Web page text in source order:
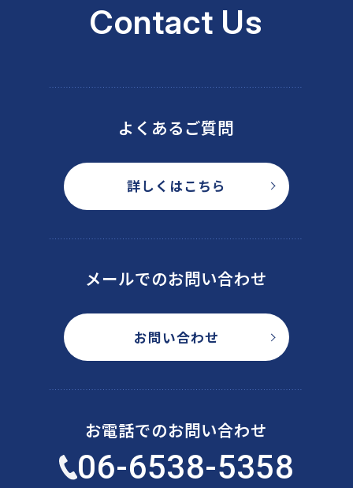
Contact Us
よくあるご質問
詳しくはこちら
メールでのお問い合わせ
お問い合わせ
お電話でのお問い合わせ
06-6538-5358